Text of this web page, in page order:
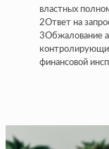
властных
2Ответ на
3Обжалование
финансовой